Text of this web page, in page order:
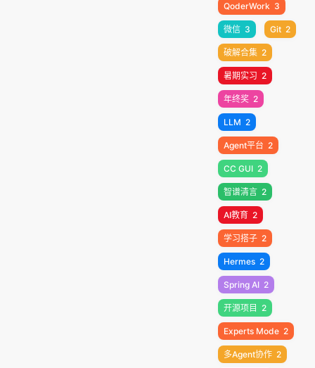
QoderWork 3
微信 3 Git 2
破解合集 2
暑期实习 2
年终奖 2
LLM 2
Agent平台 2
CC GUI 2
智谱清言 2
AI教育 2
学习搭子 2
Hermes 2
Spring AI 2
开源项目 2
Experts Mode 2
多Agent协作 2